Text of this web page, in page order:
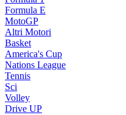
Formula E
MotoGP
Altri Motori
Basket
America's Cup
Nations League
Tennis
Sci
Volley
Drive UP